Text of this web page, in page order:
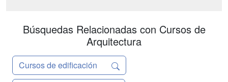
fundamentos del interiorismo, del pa...
Búsquedas Relacionadas con Cursos de
Arquitectura
Cursos de edificación